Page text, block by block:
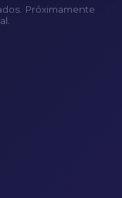
Próximamente